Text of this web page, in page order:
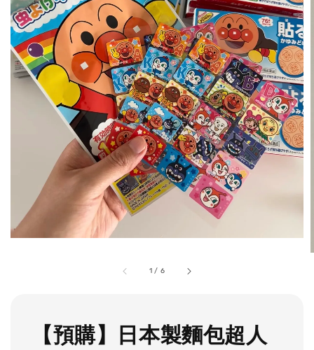
1 / 6
【預購】日本製麵包超人